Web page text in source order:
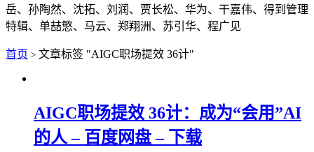
岳、孙陶然、沈拓、刘润、贾长松、华为、干嘉伟、得到管理
特辑、单喆慜、马云、郑翔洲、苏引华、程广见
首页 > 文章标签 "AIGC职场提效 36计"
AIGC职场提效 36计：成为“会用”AI
的人 – 百度网盘 – 下载